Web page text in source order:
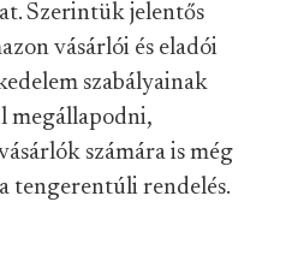
Szerintük jelentős
vásárlói és eladói
szabályainak
megállapodni,
számára is még
tengerentúli rendelés.